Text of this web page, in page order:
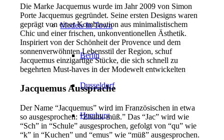
Models In Town
Berlin
Dusseldorf
Hamburg
Die Marke Jacquemus wurde im Jahr 2009 von Simon
Porte Jacquemus gegründet. Seine ersten Designs waren
geprägt von einer Kombination aus minimalistischem
Chic und einer frischen, unkonventionellen Ästhetik.
Inspiriert von der Schönheit der Provence und dem
sonnenverwöhnten Lebensstil der Region, schuf
Jacquemus einzigartige Stücke, die sich schnell zu
begehrten Must-haves in der Modewelt entwickelten
Jacquemus Aussprache
Der Name “Jacquemus” wird im Französischen in etwa
so ausgesprochen: “Zhahk-müß.” Das “Jac” wird wie
“Sch” in “Schule” ausgesprochen, gefolgt von “qu” wie
“k” in “Kuchen” und “emus” wie “müß” ausgesprochen.